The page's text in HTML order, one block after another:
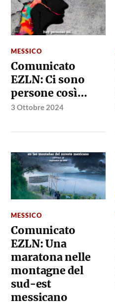
MESSICO
Comunicato
EZLN: Ci sono
persone così…
3 Ottobre 2024
MESSICO
Comunicato
EZLN: Una
maratona nelle
montagne del
sud-est
messicano